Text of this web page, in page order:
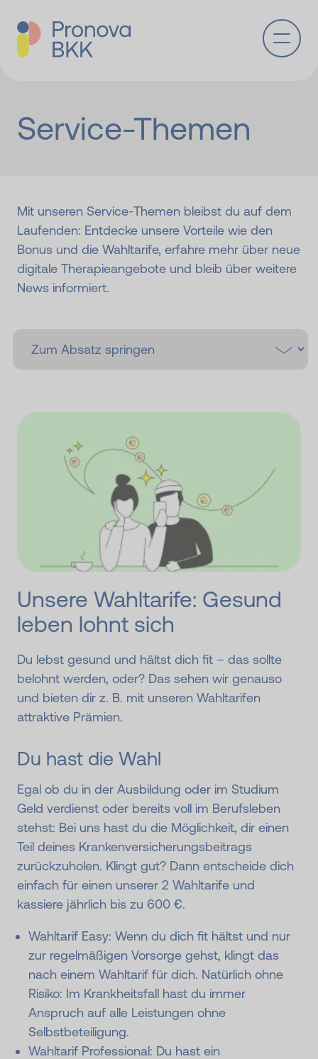
Service-Themen
Mit unseren Service-Themen bleibst du auf dem
Laufenden: Entdecke unsere Vorteile wie den
Bonus und die Wahltarife, erfahre mehr über neue
digitale Therapieangebote und bleib über weitere
News informiert.
Unsere Wahltarife: Gesund
leben lohnt sich
Du lebst gesund und hältst dich fit – das sollte
belohnt werden, oder? Das sehen wir genauso
und bieten dir z. B. mit unseren Wahltarifen
attraktive Prämien.
Du hast die Wahl
Egal ob du in der Ausbildung oder im Studium
Geld verdienst oder bereits voll im Berufsleben
stehst: Bei uns hast du die Möglichkeit, dir einen
Teil deines Krankenversicherungsbeitrags
zurückzuholen. Klingt gut? Dann entscheide dich
einfach für einen unserer 2 Wahltarife und
kassiere jährlich bis zu 600 €.
Wahltarif Easy: Wenn du dich fit hältst und nur
zur regelmäßigen Vorsorge gehst, klingt das
nach einem Wahltarif für dich. Natürlich ohne
Risiko: Im Krankheitsfall hast du immer
Anspruch auf alle Leistungen ohne
Selbstbeteiligung.
Wahltarif Professional: Du hast ein